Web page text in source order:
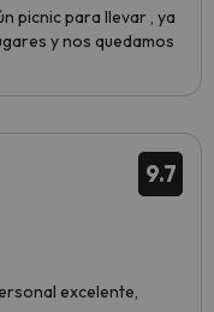
picnic para llevar , ya
y nos quedamos
9.7
excelente,